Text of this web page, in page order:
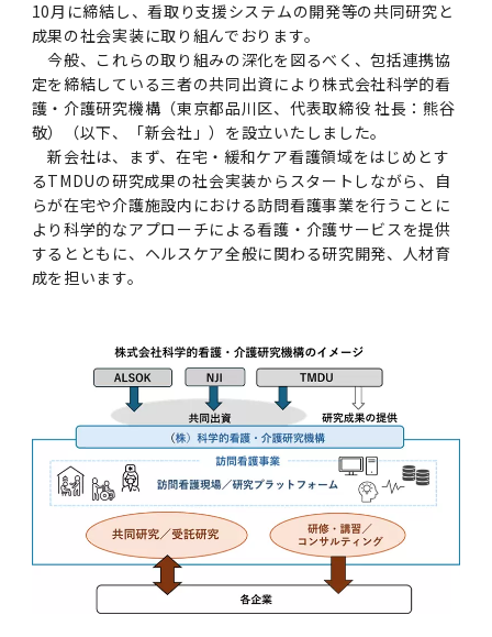
学長×歯学部学生懇談
東京医科歯科大学の歴史
学内向け広報誌「TMDUニュース」
医歯大ひろば
第1回『学びの地』
第2回『教育 講義・実習の軌跡』
第3回『知と癒しの匠の創造者たち』
第３期中期目標・中期計画等について
等について
（第２期中期目標期間中）年度計画・年度評価
等について
（第３期中期目標期間中）年度計画・年度評価
等について
4．指定国立大学法人構想に関する進捗状況に
ついて
関連リンク先
「複合領域コース｣｢編入学｣及び｢複数学士号｣
に関する協定書
「複合領域コース」の履修者に係る「編入学」
及び「複数学士号」に関する実施細目
編入学制度について（複数学士号）
統計データ
土地・建物及び所在地／関係施設位置図
東京医科歯科大学規則集
その他の情報公開
研究不正の防止
会計監査人候補者の決定について
教育等の情報
動物実験等に関する情報
企業等からの資金提供状況の公表
女性活躍推進法による一般事業主行動計画
東京医科歯科大学ダイバーシティ＆インクルー
ジョン推進宣言等トップ
東京医科歯科大学ダイバーシティ＆インクルー
ジョン推進宣言／基本方針／アクション・プラ
ン
女性活躍推進法による一般事業主行動計画
女性の活躍推進に向けた取り組み
次世代認定マーク「くるみん」を取得しました
（基準適合一般事業主認定）
ダイバーシティ・インクルージョン室
わくわく保育園（学内保育施設）
障がいのある学生のサポートについて
ハラスメントへの対応について
公益通報について
国際交流サイト
研究情報サイト
研究テーマ検索システム
学生寮について
アパート等の紹介
学生保険制度について
卒業後の進路データ
サークル紹介
留学について
オンライン個別進学相談
地域特別枠推薦選抜説明会
入試説明会
キャンパス見学 ※現在は受け付けておりませ
ん
キャンパス紹介
奨学金について
入学料・授業料の免除・徴収猶予について
研究テーマ検索システム
お問い合わせ
令和７年度（２０２５年度）総合知と癒しの次
世代フロントランナー育成プログラム（医歯学
系）「Science Tokyo SPRING (医歯学系)」
（旧TMDU卓越大学院生制度）対象学生（秋入
学対象）の募集について
Call for Applications to Science Tokyo
SPRING（MD）Program for the 2024
Academic Year by Eligible Students
(*Autumn admission)
令和６年度（２０２４年度）総合知と癒しの次
世代フロントランナー育成プログラム（医歯学
系）「Science Tokyo SPRING (医歯学系)」
（旧TMDU卓越大学院生制度）対象学生（秋入
学対象）の募集について
Call for Applications to TMDU-SPRING
Program (formerly the TMDU WISE
Program) for the 2024 Academic Year
Exemption&Admission Fee Deferment）
「修学支援に対する相談窓口」を設置しまし
た。
高等教育の修学支援制度
財団法人・地方公共団体等奨学金
2025年度国立大学臨床検査学系博士後期課程
優秀賞募集について
学生相談窓口
ピアサポーター
証明書関係
証明書関係トップ
医学部在学生
歯学部在学生
大学院在学生
附属学校在学生
障がいのある学生サポート
修学上の支援について
学生相談支援室
障害を理由とする差別の解消の推進に関する対
バリアフリーマップ
令和７年度（２０２５年度）新入生向けPC購
入推奨仕様書
令和６年度（２０２４年度）東京医科歯科大学
「研究者早期育成コース」採用決定通知書授与
式を行いました。
令和５年度（２０２３年度）東京医科歯科大学
「研究者早期育成コース及び研究者養成コー
在学生向けトップ
学校推薦・求人情報について
学内就職支援イベント
学外就職支援イベント
就職支援サイトリンク集
就職支援ガイド
外国人留学生の就職情報について
就職活動体験談について
OB・OG情報について
新型コロナウイルス感染症に伴うお知らせ
卒業後の進路及び卒業者数
保健管理センター
学生・女性支援センター
わくわく保育園
フィットネスルーム・売店
情報システム
台風等の自然災害や交通機関運休による休講措
置（湯島地区）Class Cancellation Measures
due to Natural Disasters, such as
Typhoons, and Transportation
Cancellation (for the Yushima area)
新入学の大学院生へ To New Graduate
博士課程 医歯学専攻トップ
概要
分野構成
医歯学総合研究科博士課程医歯学系専攻履修要
項（シラバス）
博士課程 国際連携専攻（ジョイント・ディグリ
ー・プログラム：JDP）
博士課程 生命理工医療科学専攻
博士課程 生命理工医療科学専攻トップ
概要
医歯学総合研究科博士課程生命理工学系専攻履
修要項（シラバス）
履修要項（大学院シラバス）
年報
2024年（25.7MB）
2023年（49.5MB）
2022年（38.1 MB）
2021年（PDF：71.9 MB）
2020年 （PDF：67.8MB）
セミナー・特別講義
セミナー・特別講義トップ
2026年度
2025年度
2023年度
設置計画履行状況報告書
教育研究分野組織、指導教員研究内容トップ
看護先進科学専攻
履修要項（大学院シラバス）保健衛生学研究科
５大学災害看護コンソーシアム履修の手引き
統合教育機構学務企画課
設置計画履行状況報告書
年報
年報トップ
2024年（PDF：5.4MB）
2023年（PDF：4.5MB）
2022年（PDF：53.8 MB）
2021年（PDF：4.5 MB）
大学病院
大学病院トップ
医科（医系診療部門）
歯科（歯系診療部門）
スポーツサイエンス機構
M&Dデータ科学センター
統合教育機構
医学・歯学分野における数理・データサイエン
ス・AI教育開発事業
大学統合時の教育・学生生活について（受験生
向け）
Regarding education and student life after
the integration（For prospective
students）
統合研究機構・統合イノベーション機構トップ
統合イノベーション機構
統合イノベーション機構トップ
医療ビッグデータによるトータル・ヘルスケア
イノベーション創出の基盤構築プロジェクト
若手研究者支援センター（統合研究機構）
研究基盤クラスター（統合研究機構）
研究基盤クラスター（統合研究機構）トップ
先端医歯工学創成クラスター（統合研究機構）
オープンイノベーションセンター
統合国際機構
統合情報機構（図書館部門・ITセキュリティ部
統合情報機構（図書館部門・ITセキュリティ部
門）トップ
学生支援・保健管理機構
GAPファンド等の公募
研究に必要な講習会等
ES細胞/iPS細胞を使用する実験(学内専用)
各種委員会関係(学内専用)
特定認定再生医療等委員会
青い鳥広場(学内専用)
各種センター
高等研究院
安全保障輸出管理(学内専用)
利益相反
臨床研究法における臨床研究の利益相反管理に
ついて
特定認定再生医療等委員会
利益相反に関する説明会資料(ダウンロード)(学
研究大学強化促進事業に関する情報・評価
10月に締結し、看取り支援システムの開発等の共同研究と
成果の社会実装に取り組んでおります。
今般、これらの取り組みの深化を図るべく、包括連携協
定を締結している三者の共同出資により株式会社科学的看
護・介護研究機構（東京都品川区、代表取締役 社長：熊谷
敬）（以下、「新会社」）を設立いたしました。
新会社は、まず、在宅・緩和ケア看護領域をはじめとす
るTMDUの研究成果の社会実装からスタートしながら、自
らが在宅や介護施設内における訪問看護事業を行うことに
より科学的なアプローチによる看護・介護サービスを提供
するとともに、ヘルスケア全般に関わる研究開発、人材育
成を担います。